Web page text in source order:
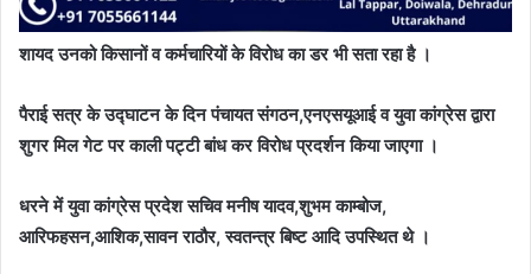
शायद उनको किसानों व कर्मचारियों के विरोध का डर भी सता रहा है ।
पैराई सत्र के उद्घाटन के दिन पंचायत संगठन,एनएसयूआई व युवा कांग्रेस द्वारा
शुगर मिल गेट पर काली पट्टी बांध कर विरोध प्रदर्शन किया जाएगा ।
धरने में युवा कांग्रेस प्रदेश सचिव मनीष यादव,शुभम काम्बोज,
आरिफहसन,आशिक,सावन राठौर, स्वतन्त्र बिष्ट आदि उपस्थित थे ।